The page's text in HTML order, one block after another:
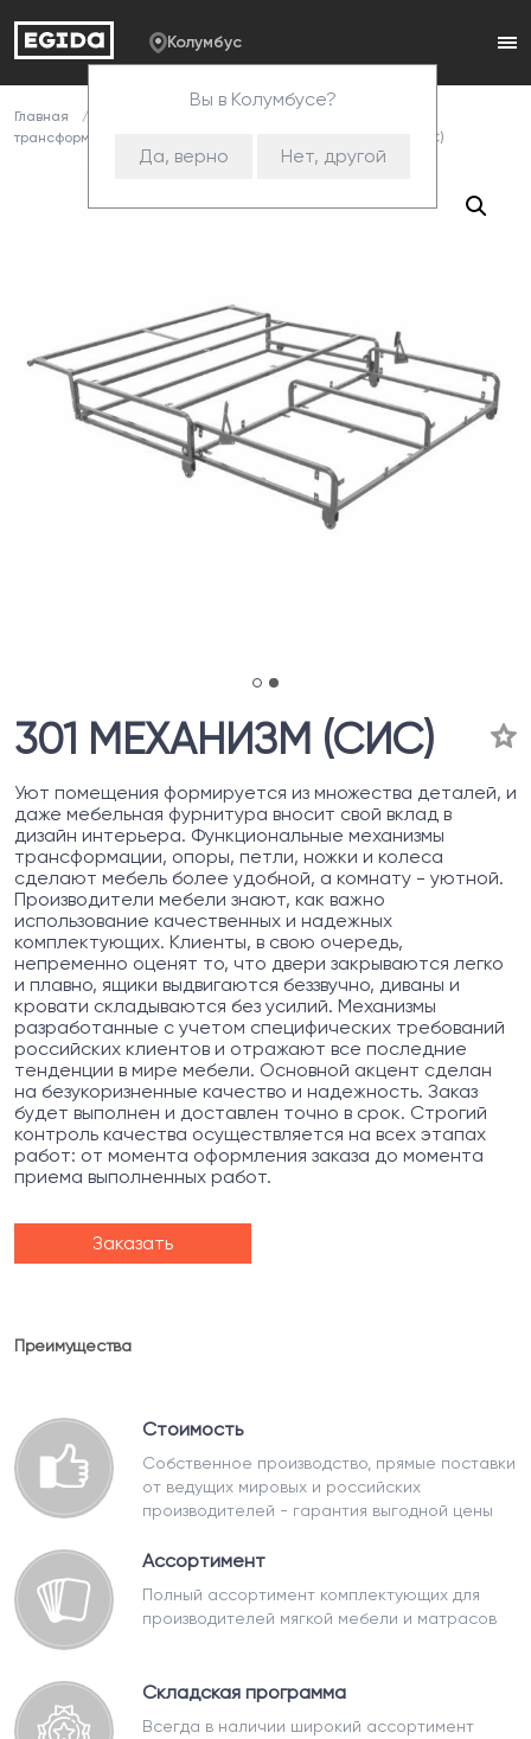
Колумбус
Вы в Колумбусе?
Да, верно Нет, другой
Главная
трансформации
301 Механизм (СИС)
301 МЕХАНИЗМ (СИС)
Уют помещения формируется из множества деталей, и
даже мебельная фурнитура вносит свой вклад в
дизайн интерьера. Функциональные механизмы
трансформации, опоры, петли, ножки и колеса
сделают мебель более удобной, а комнату - уютной.
Производители мебели знают, как важно
использование качественных и надежных
комплектующих. Клиенты, в свою очередь,
непременно оценят то, что двери закрываются легко
и плавно, ящики выдвигаются беззвучно, диваны и
кровати складываются без усилий. Механизмы
разработанные с учетом специфических требований
российских клиентов и отражают все последние
тенденции в мире мебели. Основной акцент сделан
на безукоризненные качество и надежность. Заказ
будет выполнен и доставлен точно в срок. Строгий
контроль качества осуществляется на всех этапах
работ: от момента оформления заказа до момента
приема выполненных работ.
Заказать
Преимущества
Стоимость
Собственное производство, прямые поставки
от ведущих мировых и российских
производителей - гарантия выгодной цены
Ассортимент
Полный ассортимент комплектующих для
производителей мягкой мебели и матрасов
Складская программа
Всегда в наличии широкий ассортимент